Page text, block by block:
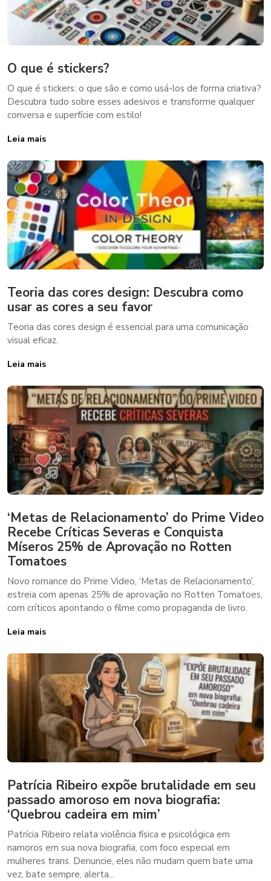
O que é stickers?
O que é stickers: o que são e como usá-los de forma criativa?
Descubra tudo sobre esses adesivos e transforme qualquer
conversa e superfície com estilo!
Leia mais
Teoria das cores design: Descubra como
usar as cores a seu favor
Teoria das cores design é essencial para uma comunicação
visual eficaz.
Leia mais
‘Metas de Relacionamento’ do Prime Video
Recebe Críticas Severas e Conquista
Míseros 25% de Aprovação no Rotten
Tomatoes
Novo romance do Prime Video, ‘Metas de Relacionamento’,
estreia com apenas 25% de aprovação no Rotten Tomatoes,
com críticos apontando o filme como propaganda de livro.
Leia mais
Patrícia Ribeiro expõe brutalidade em seu
passado amoroso em nova biografia:
‘Quebrou cadeira em mim’
Patrícia Ribeiro relata violência física e psicológica em
namoros em sua nova biografia, com foco especial em
mulheres trans. Denuncie, eles não mudam quem bate uma
vez, bate sempre, alerta...